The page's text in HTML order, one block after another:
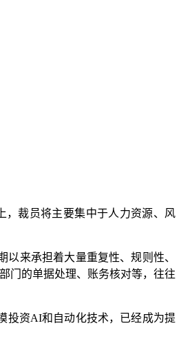
裁员将主要集中于人力资源、风
来承担着大量重复性、规则性、
门的单据处理、账务核对等，往往
资AI和自动化技术，已经成为提